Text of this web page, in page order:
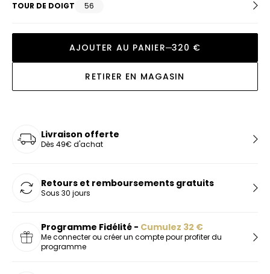
TOUR DE DOIGT 56
AJOUTER AU PANIER 320 €
RETIRER EN MAGASIN
Livraison offerte
Dès 49€ d'achat
Retours et remboursements gratuits
Sous 30 jours
Programme Fidélité - Cumulez 32 €
Me connecter ou créer un compte pour profiter du
programme